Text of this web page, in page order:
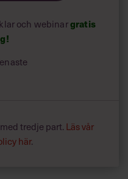
och webinargratis
tredje part. Läs vår
här.